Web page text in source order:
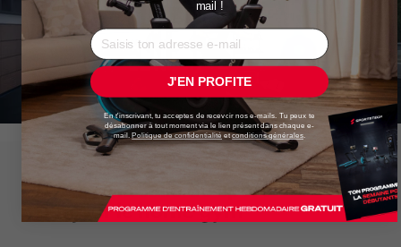
Bye bye la salle de sport –
bonjour le home gym
mail !
J'EN PROFITE
En t'inscrivant, tu acceptes de recevoir nos e-mails. Tu peux te
désabonner à tout moment via le lien présent dans chaque e-
mail.Politique de confidentialité etconditions générales